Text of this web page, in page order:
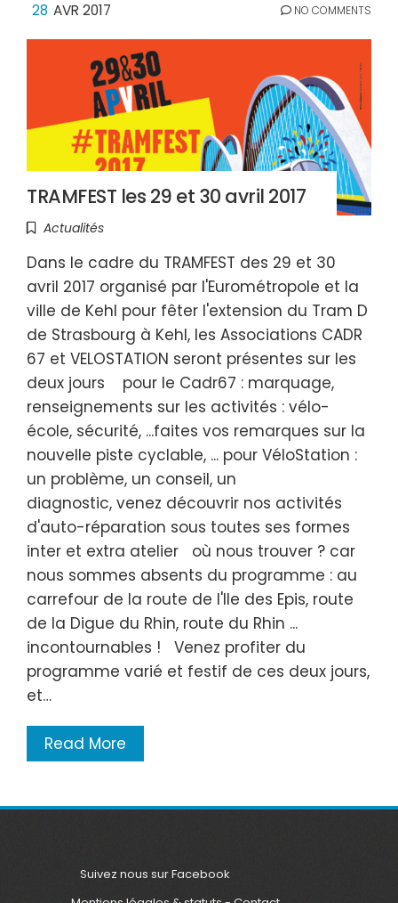
28 AVR 2017 NO COMMENTS
TRAMFEST les 29 et 30 avril 2017
Actualités
Dans le cadre du TRAMFEST des 29 et 30
avril 2017 organisé par l'Eurométropole et la
ville de Kehl pour fêter l'extension du Tram D
de Strasbourg à Kehl, les Associations CADR
67 et VELOSTATION seront présentes sur les
deux jours pour le Cadr67 : marquage,
renseignements sur les activités : vélo-
école, sécurité, ...faites vos remarques sur la
nouvelle piste cyclable, ... pour VéloStation :
un problème, un conseil, un
diagnostic, venez découvrir nos activités
d'auto-réparation sous toutes ses formes
inter et extra atelier où nous trouver ? car
nous sommes absents du programme : au
carrefour de la route de l'Ile des Epis, route
de la Digue du Rhin, route du Rhin ...
incontournables ! Venez profiter du
programme varié et festif de ces deux jours,
et…
Read More
Suivez nous sur Facebook